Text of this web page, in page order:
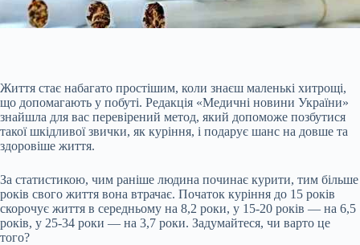
Життя стає набагато простішим, коли знаєш маленькі хитрощі,
що допомагають у побуті. Редакція «Медичні новини України»
знайшла для вас перевірений метод, який допоможе позбутися
такої шкідливої звички, як куріння, і подарує шанс на довше та
здоровіше життя.
За статистикою, чим раніше людина починає курити, тим більше
років свого життя вона втрачає. Початок куріння до 15 років
скорочує життя в середньому на 8,2 роки, у 15-20 років — на 6,5
років, у 25-34 роки — на 3,7 роки. Задумайтеся, чи варто це
того?